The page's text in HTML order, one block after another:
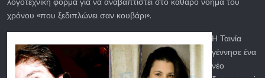
χρόνου «που ξεδιπλώνει σαν κουβάρι».
Η Ταινία
γέννησε ένα
νέο